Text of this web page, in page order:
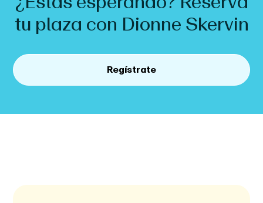
tu plaza con Dionne Skervin
Regístrate